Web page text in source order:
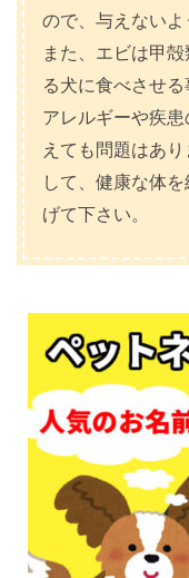
ので、与えないよ
また、エビは甲
る犬に食べさせる
アレルギーや疾
えても問題はあ
して、健康な体
げて下さい。